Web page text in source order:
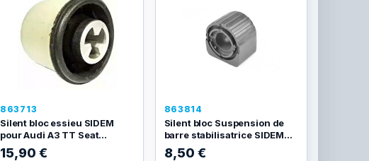
863713
Silent bloc essieu SIDEM
pour Audi A3 TT Seat...
15,90 €
863814
Silent bloc Suspension de
barre stabilisatrice SIDEM...
8,50 €